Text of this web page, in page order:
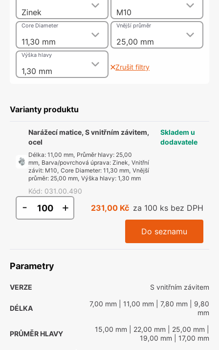
Zinek M10
11,30 mm
Core Diameter
25,00 mm
Vnější průměr
1,30 mm
Výška hlavy
Zrušit filtry
Varianty produktu
Narážecí matice, S vnitřním závitem,
ocel
Délka: 11,00 mm, Průměr hlavy: 25,00
mm, Barva/povrchová úprava: Zinek, Vnitřní
závit: M10, Core Diameter: 11,30 mm, Vnější
průměr: 25,00 mm, Výška hlavy: 1,30 mm
Kód: 031.00.490
Skladem u
dodavatele
- + 231,00 Kč za 100 ks bez DPH
Do seznamu
Parametry
VERZE S vnitřním závitem
DÉLKA
7,00 mm | 11,00 mm | 7,80 mm | 9,80
mm
PRŮMĚR HLAVY
15,00 mm | 22,00 mm | 25,00 mm
19,00 mm | 17,00 mm